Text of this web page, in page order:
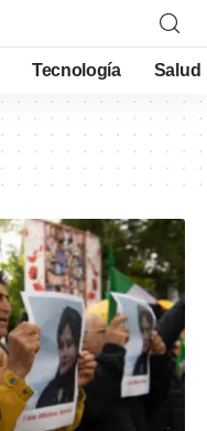
Tecnología Salud